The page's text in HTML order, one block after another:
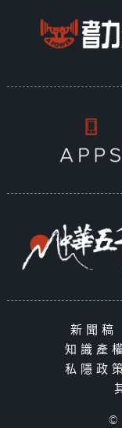
新聞稿
知識產
私隱政